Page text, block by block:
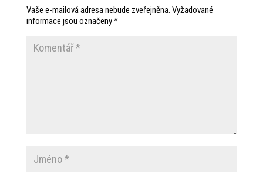
Vaše e-mailová adresa nebude zveřejněna. Vyžadované
informace jsou označeny*